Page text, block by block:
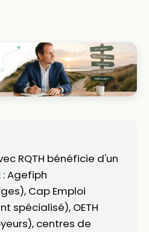
RQTH bénéficie d'un
: Agefiph
Cap Emploi
spécialisé), OETH
centres de